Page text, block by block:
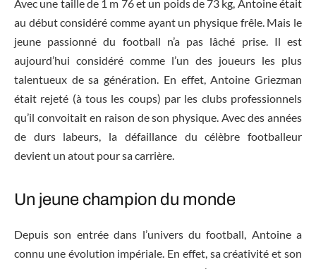
Avec une taille de 1 m 76 et un poids de 73 kg, Antoine était
au début considéré comme ayant un physique frêle. Mais le
jeune passionné du football n’a pas lâché prise. Il est
aujourd’hui considéré comme l’un des joueurs les plus
talentueux de sa génération. En effet, Antoine Griezman
était rejeté (à tous les coups) par les clubs professionnels
qu’il convoitait en raison de son physique. Avec des années
de durs labeurs, la défaillance du célèbre footballeur
devient un atout pour sa carrière.
Un jeune champion du monde
Depuis son entrée dans l’univers du football, Antoine a
connu une évolution impériale. En effet, sa créativité et son